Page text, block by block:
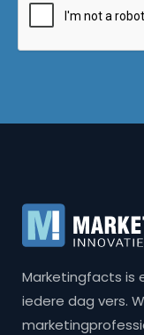
Marketingfacts is
iedere dag vers.